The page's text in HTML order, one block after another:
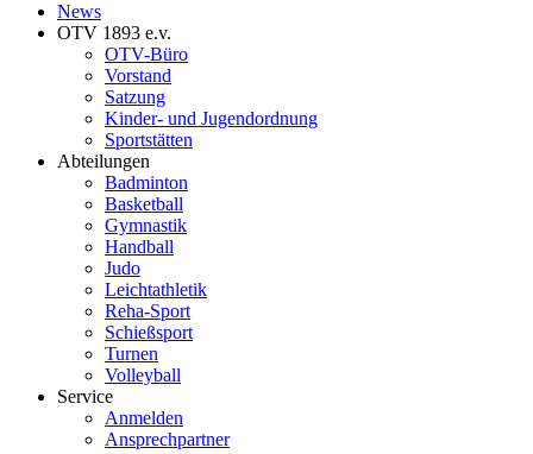
News
OTV 1893 e.v.
OTV-Büro
Vorstand
Satzung
Kinder- und Jugendordnung
Sportstätten
Abteilungen
Badminton
Basketball
Gymnastik
Handball
Judo
Leichtathletik
Reha-Sport
Schießsport
Turnen
Volleyball
Service
Anmelden
Ansprechpartner